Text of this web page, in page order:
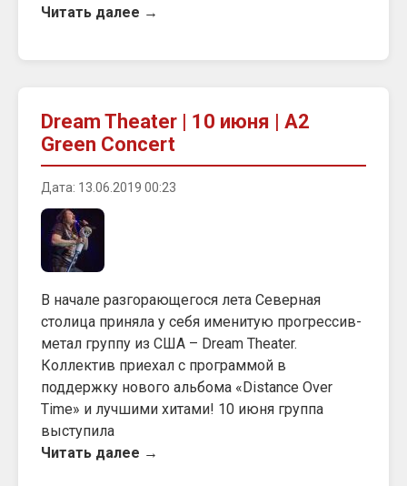
Читать далее →
Dream Theater | 10 июня | А2
Green Concert
Дата: 13.06.2019 00:23
В начале разгорающегося лета Северная
столица приняла у себя именитую прогрессив-
метал группу из США – Dream Theater.
Коллектив приехал с программой в
поддержку нового альбома «Distance Over
Time» и лучшими хитами! 10 июня группа
выступила
Читать далее →